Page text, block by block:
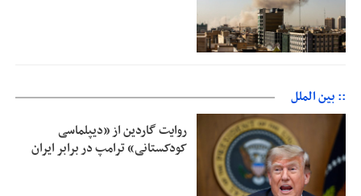
:: بین الملل
روایت گاردین از «دیپلماسی
کودکستانی» ترامپ در برابر ایران